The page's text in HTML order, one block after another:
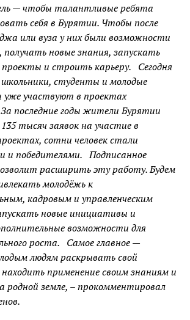
— чтобы талантливые ребята
себя в Бурятии. Чтобы после
или вуза у них были возможности
получать новые знания, запускать
и строить карьеру. Сегодня
студенты и молодые
уже участвуют в проектах
последние годы жители Бурятии
тысяч заявок на участие в
сотни человек стали
и победителями. Подписанное
расширить эту работу. Будем
молодёжь к
кадровым и управленческим
новые инициативы и
возможности для
роста. Самое главное —
людям раскрывать свой
применение своим знаниям и
земле, – прокомментировал